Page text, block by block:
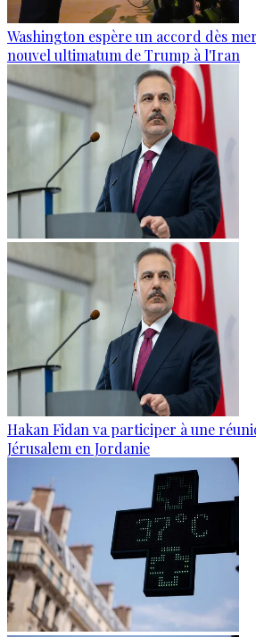
Washington espère un accord dès
nouvel ultimatum de Trump à l'Iran
Hakan Fidan va participer à une
Jérusalem en Jordanie